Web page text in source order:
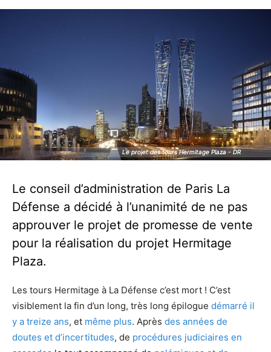
Le projet des tours Hermitage Plaza - DR
Le projet des tours Hermitage Plaza - DR
Le conseil d’administration de Paris La
Défense a décidé à l’unanimité de ne pas
approuver le projet de promesse de vente
pour la réalisation du projet Hermitage
Plaza.
Les tours Hermitage à La Défense c’est mort ! C’est
visiblement la fin d’un long, très long épilogue démarré il
y a treize ans, et même plus. Après des années de
doutes et d’incertitudes, de procédures judiciaires en